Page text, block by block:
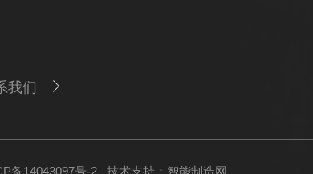
我们
备14043097号-2 技术支持： 智能制造网